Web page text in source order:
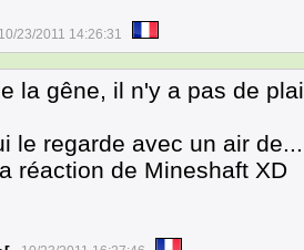
10/23/2011 14:26:31
la gêne, il n'y a pas de
le regarde avec un air
réaction de Mineshaft XD